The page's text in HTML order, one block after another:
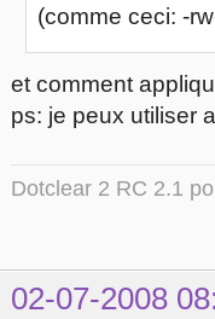
(comme ceci: -
et comment
ps: je peux utiliser
Dotclear 2 RC 2.1
02-07-2008